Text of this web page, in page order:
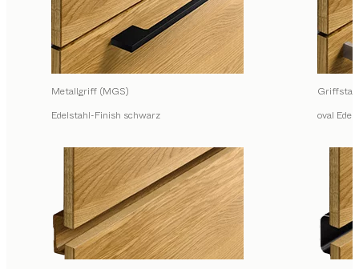
Metallgriff (MGS)
Edelstahl-Finish schwarz
oval